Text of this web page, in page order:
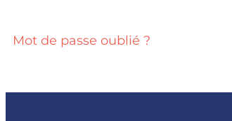
Mot de passe oublié ?